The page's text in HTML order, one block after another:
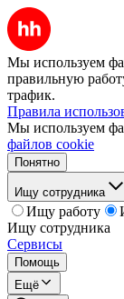
Мы используем
правильную
трафик.
Правила
Мы используем
файлов cookie
Понятно
Ищу сотрудника
Ищу работу
Ищу сотрудника
Сервисы
Помощь
Ещё